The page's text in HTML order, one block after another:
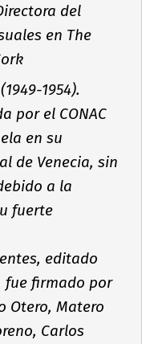
del
en The
1954).
por el CONAC
en su
de Venecia, sin
a la
fuerte
editado
fue firmado por
Otero, Matero
Carlos